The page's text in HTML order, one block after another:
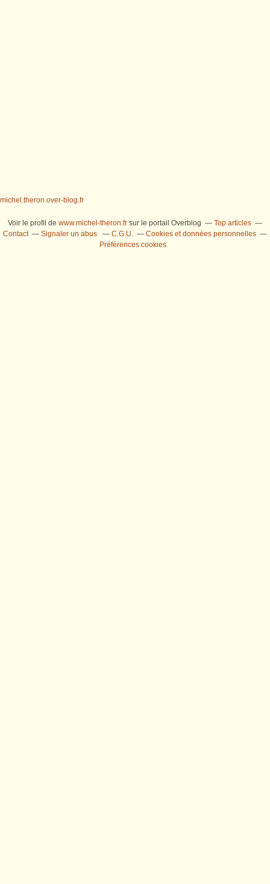
michel.theron.over-blog.fr
Voir le profil de www.michel-theron.fr sur le portail Overblog
Top articles
Contact
Signaler un abus C.G.U.
Cookies et données personnelles
Préférences cookies